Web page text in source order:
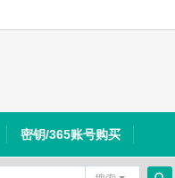
密钥/365账号购买